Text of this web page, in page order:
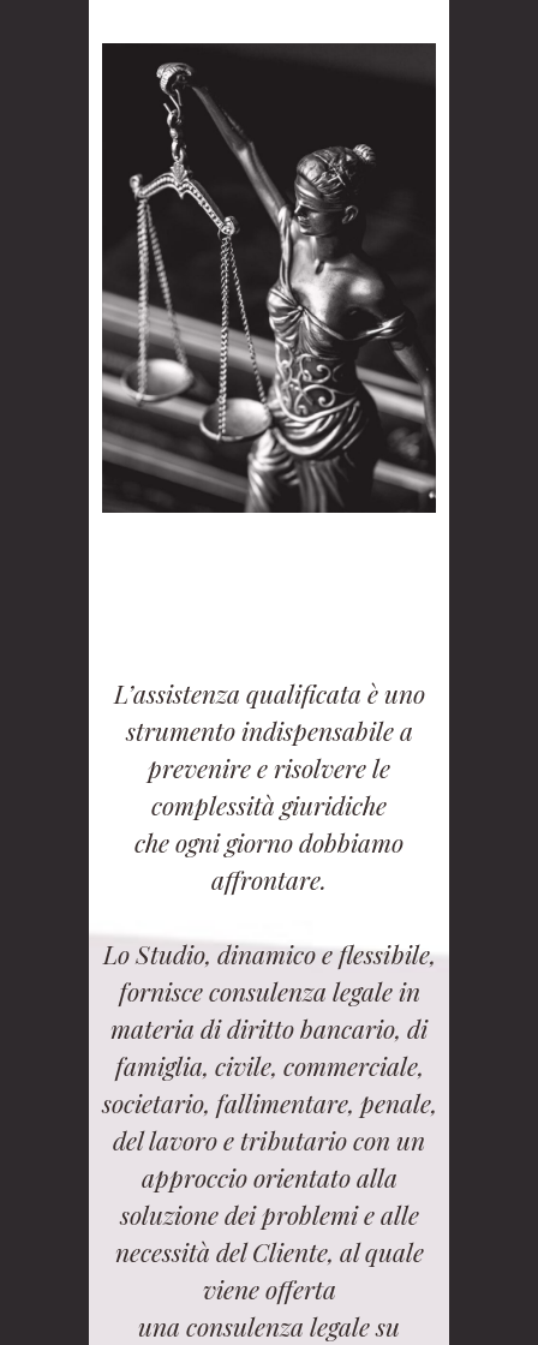
L’assistenza qualificata è uno
strumento indispensabile a
prevenire e risolvere le
complessità giuridiche
che ogni giorno dobbiamo
affrontare.
Lo Studio, dinamico e flessibile,
fornisce consulenza legale in
materia di diritto bancario, di
famiglia, civile, commerciale,
societario, fallimentare, penale,
del lavoro e tributario con un
approccio orientato alla
soluzione dei problemi e alle
necessità del Cliente, al quale
viene offerta
una consulenza legale su